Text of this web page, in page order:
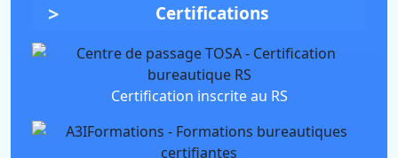
Certifications
Certification inscrite au RS